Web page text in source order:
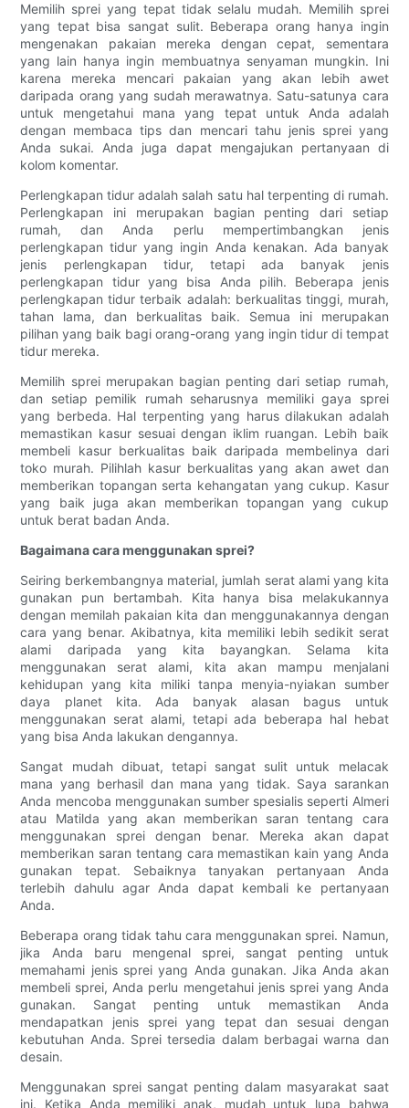
Memilih sprei yang tepat tidak selalu mudah. ​​Memilih sprei
yang tepat bisa sangat sulit. Beberapa orang hanya ingin
mengenakan pakaian mereka dengan cepat, sementara
yang lain hanya ingin membuatnya senyaman mungkin. Ini
karena mereka mencari pakaian yang akan lebih awet
daripada orang yang sudah merawatnya. Satu-satunya cara
untuk mengetahui mana yang tepat untuk Anda adalah
dengan membaca tips dan mencari tahu jenis sprei yang
Anda sukai. Anda juga dapat mengajukan pertanyaan di
kolom komentar.
Perlengkapan tidur adalah salah satu hal terpenting di rumah.
Perlengkapan ini merupakan bagian penting dari setiap
rumah, dan Anda perlu mempertimbangkan jenis
perlengkapan tidur yang ingin Anda kenakan. Ada banyak
jenis perlengkapan tidur, tetapi ada banyak jenis
perlengkapan tidur yang bisa Anda pilih. Beberapa jenis
perlengkapan tidur terbaik adalah: berkualitas tinggi, murah,
tahan lama, dan berkualitas baik. Semua ini merupakan
pilihan yang baik bagi orang-orang yang ingin tidur di tempat
tidur mereka.
Memilih sprei merupakan bagian penting dari setiap rumah,
dan setiap pemilik rumah seharusnya memiliki gaya sprei
yang berbeda. Hal terpenting yang harus dilakukan adalah
memastikan kasur sesuai dengan iklim ruangan. Lebih baik
membeli kasur berkualitas baik daripada membelinya dari
toko murah. Pilihlah kasur berkualitas yang akan awet dan
memberikan topangan serta kehangatan yang cukup. Kasur
yang baik juga akan memberikan topangan yang cukup
untuk berat badan Anda.
Bagaimana cara menggunakan sprei?
Seiring berkembangnya material, jumlah serat alami yang kita
gunakan pun bertambah. Kita hanya bisa melakukannya
dengan memilah pakaian kita dan menggunakannya dengan
cara yang benar. Akibatnya, kita memiliki lebih sedikit serat
alami daripada yang kita bayangkan. Selama kita
menggunakan serat alami, kita akan mampu menjalani
kehidupan yang kita miliki tanpa menyia-nyiakan sumber
daya planet kita. Ada banyak alasan bagus untuk
menggunakan serat alami, tetapi ada beberapa hal hebat
yang bisa Anda lakukan dengannya.
Sangat mudah dibuat, tetapi sangat sulit untuk melacak
mana yang berhasil dan mana yang tidak. Saya sarankan
Anda mencoba menggunakan sumber spesialis seperti Almeri
atau Matilda yang akan memberikan saran tentang cara
menggunakan sprei dengan benar. Mereka akan dapat
memberikan saran tentang cara memastikan kain yang Anda
gunakan tepat. Sebaiknya tanyakan pertanyaan Anda
terlebih dahulu agar Anda dapat kembali ke pertanyaan
Anda.
Beberapa orang tidak tahu cara menggunakan sprei. Namun,
jika Anda baru mengenal sprei, sangat penting untuk
memahami jenis sprei yang Anda gunakan. Jika Anda akan
membeli sprei, Anda perlu mengetahui jenis sprei yang Anda
gunakan. Sangat penting untuk memastikan Anda
mendapatkan jenis sprei yang tepat dan sesuai dengan
kebutuhan Anda. Sprei tersedia dalam berbagai warna dan
desain.
Menggunakan sprei sangat penting dalam masyarakat saat
ini. Ketika Anda memiliki anak, mudah untuk lupa bahwa